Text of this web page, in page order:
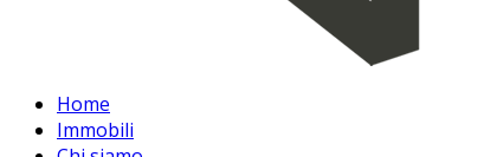
Home
Immobili